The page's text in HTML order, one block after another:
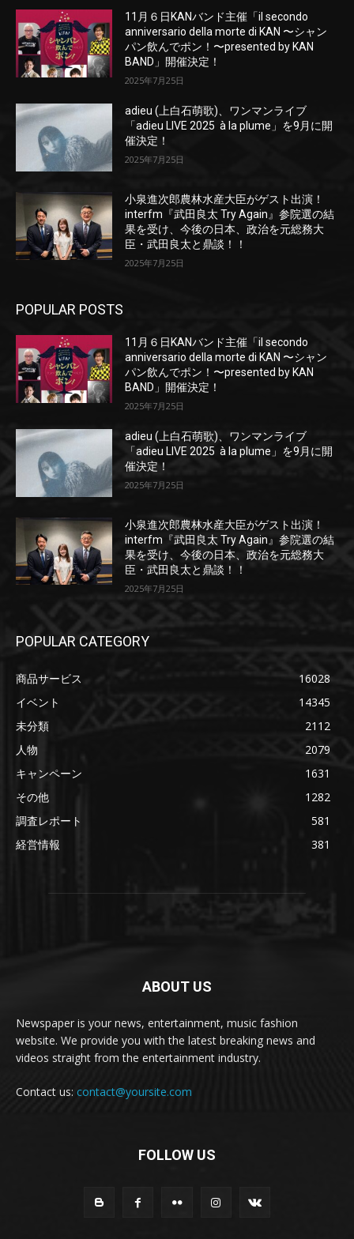
11月６日KANバンド主催「il secondo
anniversario della morte di KAN 〜シャン
パン飲んでポン！〜presented by KAN
BAND」開催決定！
2025年7月25日
adieu (上白石萌歌)、ワンマンライブ
「adieu LIVE 2025 à la plume」を9月に開
催決定！
2025年7月25日
小泉進次郎農林水産大臣がゲスト出演！
interfm『武田良太 Try Again』参院選の結
果を受け、今後の日本、政治を元総務大
臣・武田良太と鼎談！！
2025年7月25日
POPULAR POSTS
11月６日KANバンド主催「il secondo
anniversario della morte di KAN 〜シャン
パン飲んでポン！〜presented by KAN
BAND」開催決定！
2025年7月25日
adieu (上白石萌歌)、ワンマンライブ
「adieu LIVE 2025 à la plume」を9月に開
催決定！
2025年7月25日
小泉進次郎農林水産大臣がゲスト出演！
interfm『武田良太 Try Again』参院選の結
果を受け、今後の日本、政治を元総務大
臣・武田良太と鼎談！！
2025年7月25日
POPULAR CATEGORY
商品サービス
16028
イベント
14345
未分類
2112
人物
2079
キャンペーン
1631
その他
1282
調査レポート
581
経営情報
381
ABOUT US
Newspaper is your news, entertainment, music fashion
website. We provide you with the latest breaking news and
videos straight from the entertainment industry.
Contact us: contact@yoursite.com
FOLLOW US